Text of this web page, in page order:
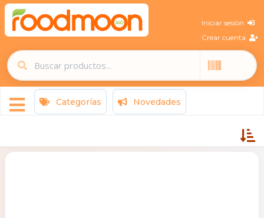
Iniciar sesión
Crear cuenta
Categorías Novedades